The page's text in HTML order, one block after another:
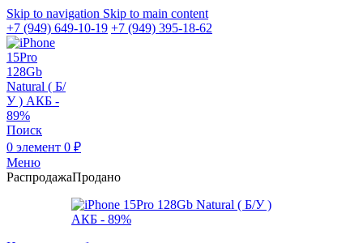
Skip to navigation Skip to main content
+7 (949) 649-10-19 +7 (949) 395-18-62
Поиск
0 элемент 0 ₽
Меню
РаспродажаПродано